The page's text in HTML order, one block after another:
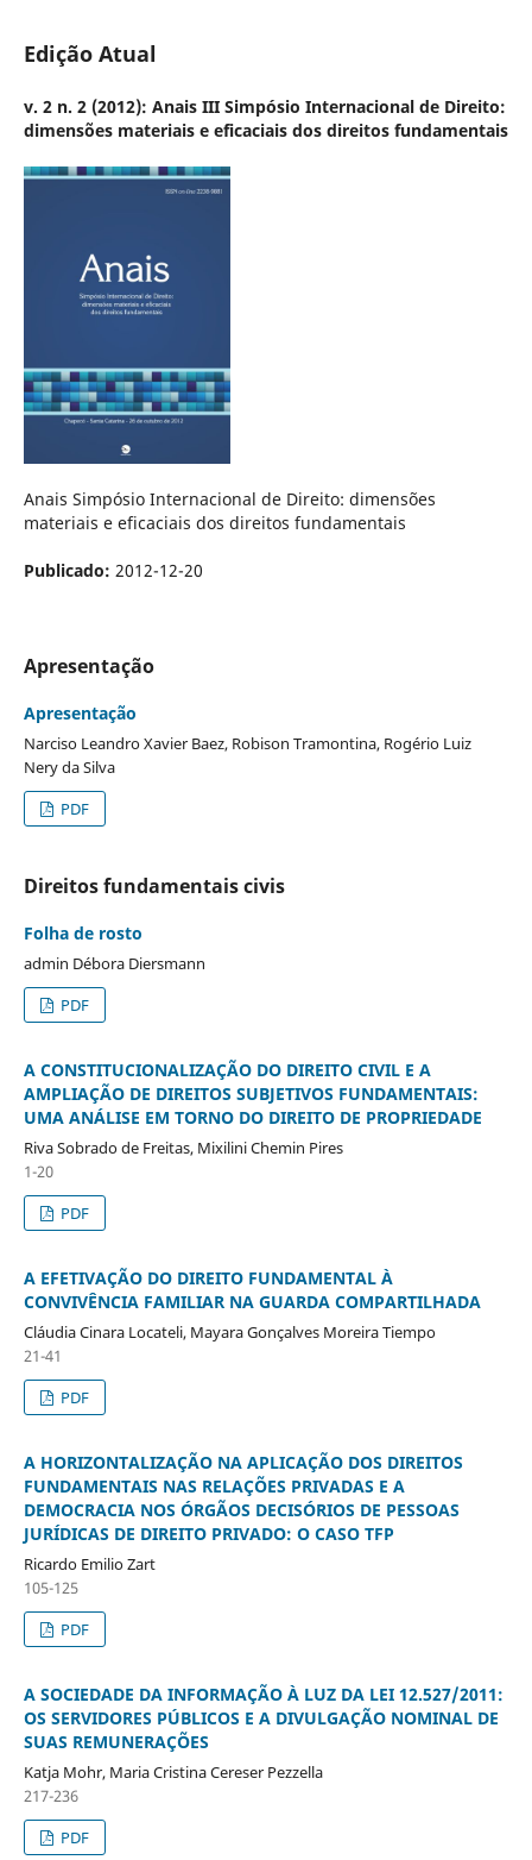
Edição Atual
v. 2 n. 2 (2012): Anais III Simpósio Internacional de Direito:
dimensões materiais e eficaciais dos direitos fundamentais
Anais Simpósio Internacional de Direito: dimensões
materiais e eficaciais dos direitos fundamentais
Publicado: 2012-12-20
Apresentação
Apresentação
Narciso Leandro Xavier Baez, Robison Tramontina, Rogério Luiz
Nery da Silva
PDF
Direitos fundamentais civis
Folha de rosto
admin Débora Diersmann
PDF
A CONSTITUCIONALIZAÇÃO DO DIREITO CIVIL E A
AMPLIAÇÃO DE DIREITOS SUBJETIVOS FUNDAMENTAIS:
UMA ANÁLISE EM TORNO DO DIREITO DE PROPRIEDADE
Riva Sobrado de Freitas, Mixilini Chemin Pires
1-20
PDF
A EFETIVAÇÃO DO DIREITO FUNDAMENTAL À
CONVIVÊNCIA FAMILIAR NA GUARDA COMPARTILHADA
Cláudia Cinara Locateli, Mayara Gonçalves Moreira Tiempo
21-41
PDF
A HORIZONTALIZAÇÃO NA APLICAÇÃO DOS DIREITOS
FUNDAMENTAIS NAS RELAÇÕES PRIVADAS E A
DEMOCRACIA NOS ÓRGÃOS DECISÓRIOS DE PESSOAS
JURÍDICAS DE DIREITO PRIVADO: O CASO TFP
Ricardo Emilio Zart
105-125
PDF
A SOCIEDADE DA INFORMAÇÃO À LUZ DA LEI 12.527/2011:
OS SERVIDORES PÚBLICOS E A DIVULGAÇÃO NOMINAL DE
SUAS REMUNERAÇÕES
Katja Mohr, Maria Cristina Cereser Pezzella
217-236
PDF